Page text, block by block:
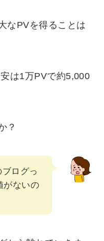
なPVを得ることは
は1万PVで約5,000
？
ログっ
がないの